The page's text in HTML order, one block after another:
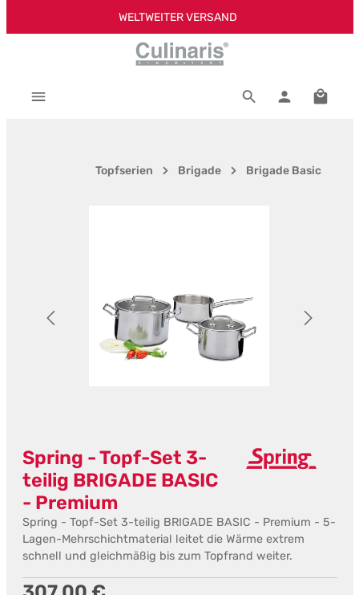
Zum Hauptinhalt springenWELTWEITER VERSAND
Topfserien Brigade Brigade Basic
Spring - Topf-Set 3-
teilig BRIGADE BASIC
- Premium
Spring - Topf-Set 3-teilig BRIGADE BASIC - Premium - 5-
Lagen-Mehrschichtmaterial leitet die Wärme extrem
schnell und gleichmäßig bis zum Topfrand weiter.
Regulärer Preis: